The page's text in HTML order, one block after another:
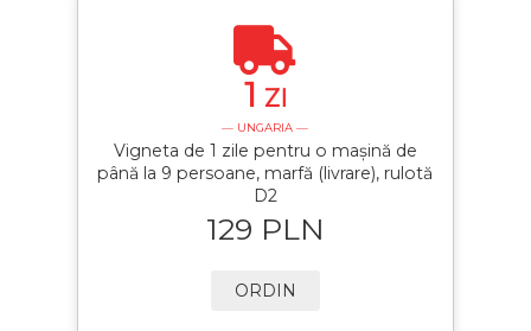
1 ZI
— UNGARIA —
Vigneta de 1 zile pentru o mașină de
până la 9 persoane, marfă (livrare), rulotă
D2
129 PLN
ORDIN